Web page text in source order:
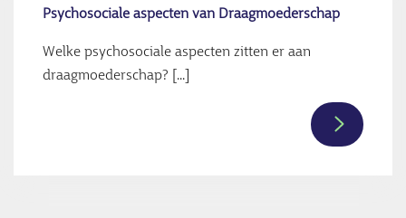
bij
Psychosociale aspecten van Draagmoederschap
Welke psychosociale aspecten zitten er aan
draagmoederschap? [...]
Lees